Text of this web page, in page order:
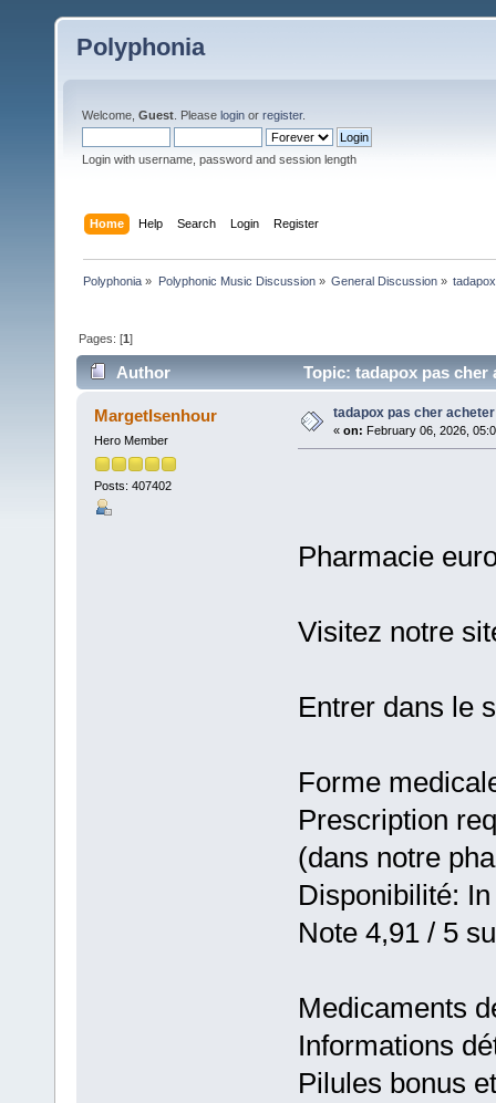
Polyphonia
Welcome, Guest . Please login or register.
Login with username, password and session length
Home Help Search Login Register
Polyphonia » Polyphonic Music Discussion» General Discussion»
Pages: [1]
Author Topic: tadapox pas cher
MargetIsenhour
Hero Member
Posts: 407402
tadapox pas cher
« on: February 06, 2026,
Pharmacie
Visitez notre
Entrer dans
Forme
Prescription
(dans notre
Disponibilité:
Note 4,91 / 5
Medicaments
Informations
Pilules bonus